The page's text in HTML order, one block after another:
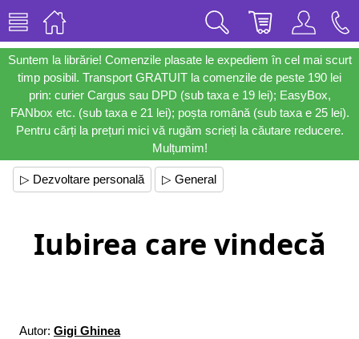
Suntem la librărie! Comenzile plasate le expediem în cel mai scurt
timp posibil. Transport GRATUIT la comenzile de peste 190 lei
prin: curier Cargus sau DPD (sub taxa e 19 lei); EasyBox,
FANbox etc. (sub taxa e 21 lei); poșta română (sub taxa e 25 lei).
Pentru cărți la prețuri mici vă rugăm scrieți la căutare reducere.
Mulțumim!
▷ Dezvoltare personală ▷ General
Iubirea care vindecă
Autor: Gigi Ghinea